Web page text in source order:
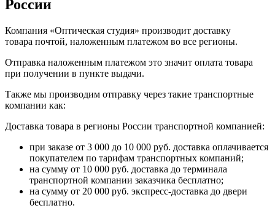
России
Компания «Оптическая студия» производит доставку
товара почтой, наложенным платежом во все регионы.
Отправка наложенным платежом это значит оплата товара
при получении в пункте выдачи.
Также мы производим отправку через такие транспортные
компании как:
Доставка товара в регионы России транспортной компанией:
при заказе от 3 000 до 10 000 руб. доставка оплачивается
покупателем по тарифам транспортных компаний;
на сумму от 10 000 руб. доставка до терминала
транспортной компании заказчика бесплатно;
на сумму от 20 000 руб. экспресс-доставка до двери
бесплатно.